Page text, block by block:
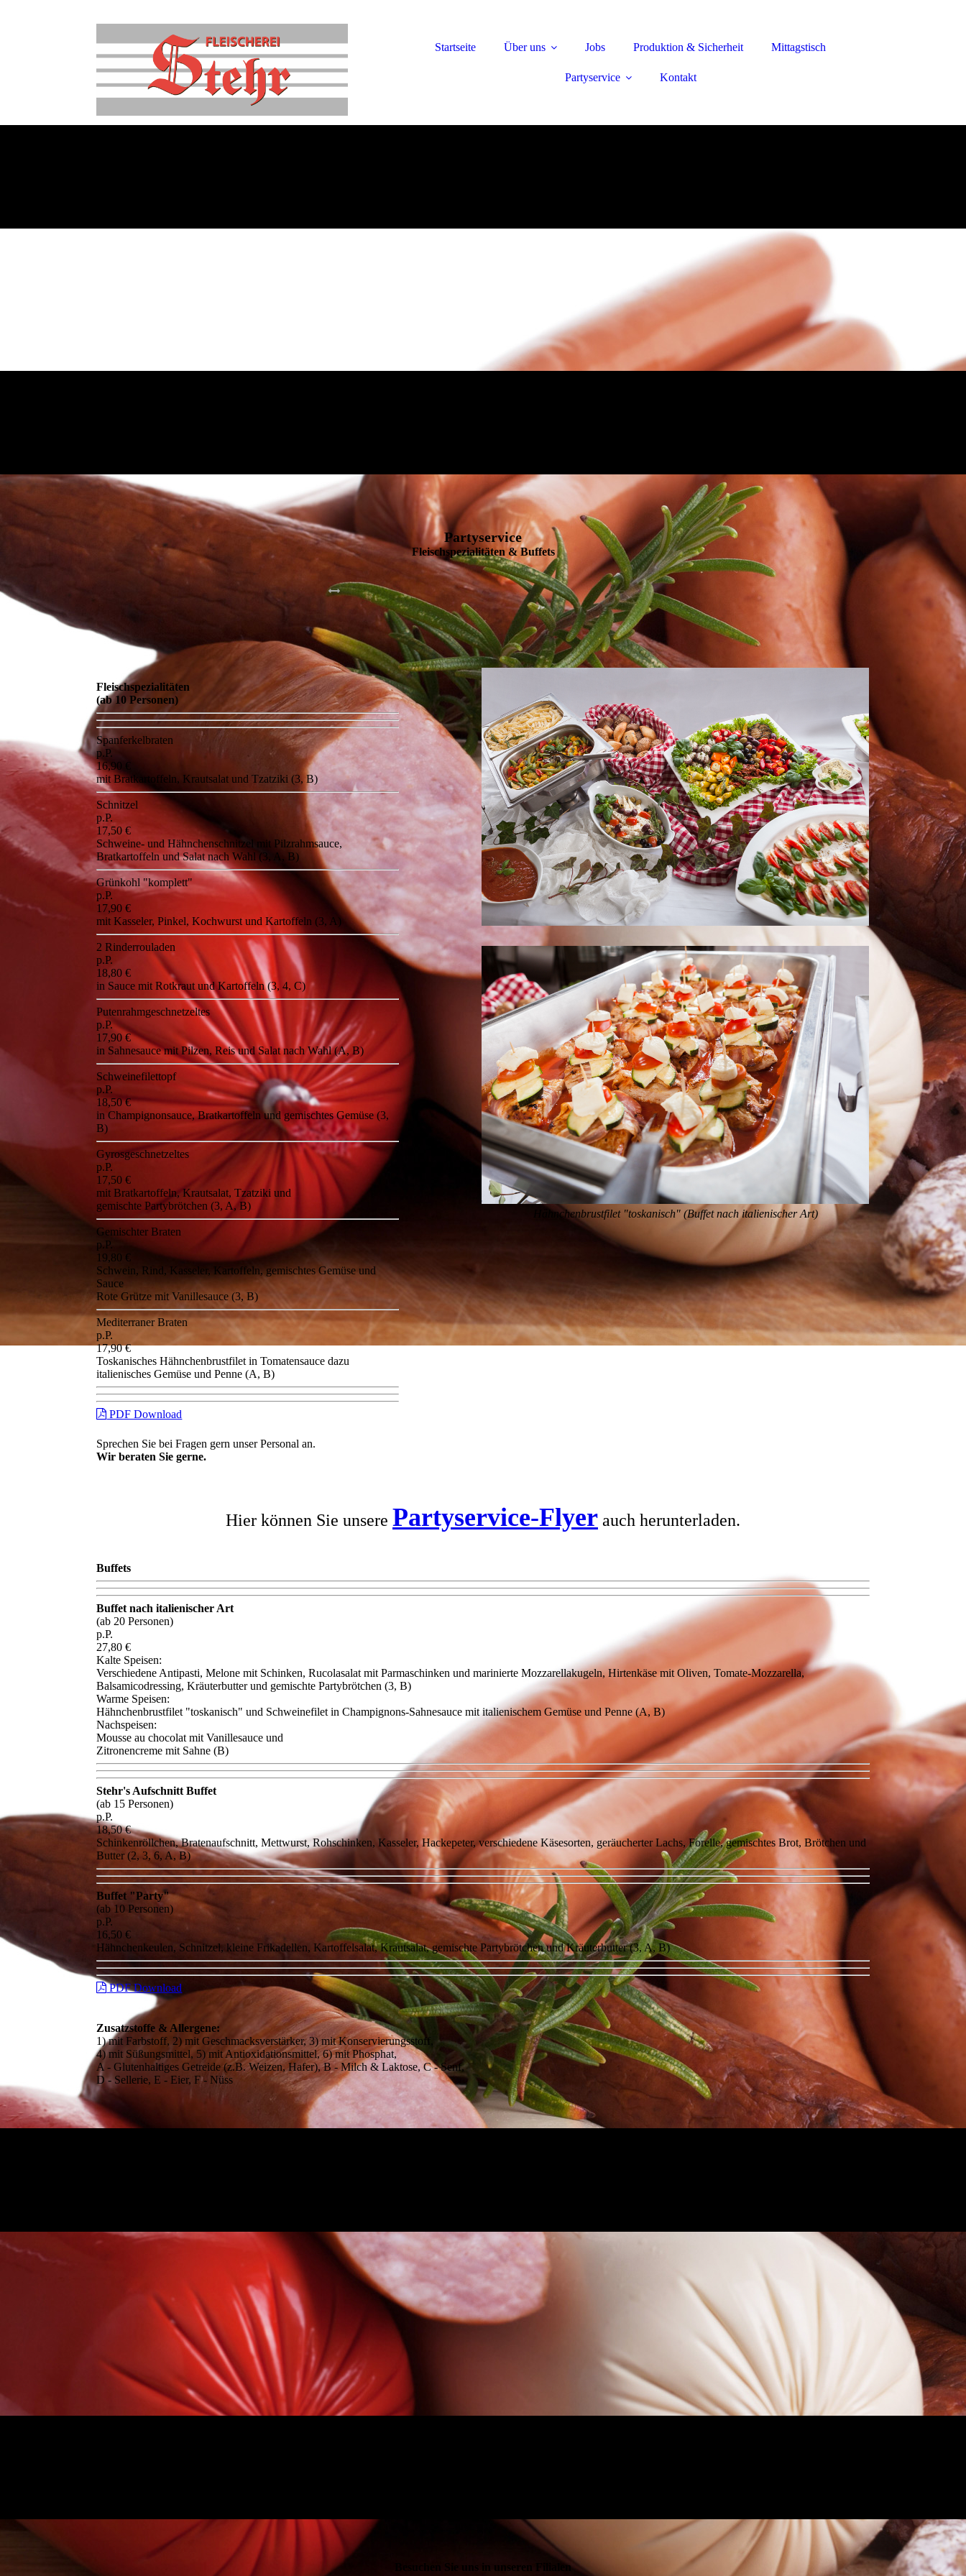
Startseite Über uns Jobs Produktion & Sicherheit Mittagstisch
Partyservice Kontakt
Partyservice
Fleischspezialitäten & Buffets
Fleischspezialitäten
(ab 10 Personen)
Spanferkelbraten
p.P.
16,90 €
mit Bratkartoffeln, Krautsalat und Tzatziki (3, B)
Schnitzel
p.P.
17,50 €
Schweine- und Hähnchenschnitzel mit Pilzrahmsauce,
Bratkartoffeln und Salat nach Wahl (3, A, B)
Grünkohl "komplett"
p.P.
17,90 €
mit Kasseler, Pinkel, Kochwurst und Kartoffeln (3, A)
2 Rinderrouladen
p.P.
18,80 €
in Sauce mit Rotkraut und Kartoffeln (3, 4, C)
Putenrahmgeschnetzeltes
p.P.
17,90 €
in Sahnesauce mit Pilzen, Reis und Salat nach Wahl (A, B)
Schweinefilettopf
p.P.
18,50 €
in Champignonsauce, Bratkartoffeln und gemischtes Gemüse (3,
B)
Gyrosgeschnetzeltes
p.P.
17,50 €
mit Bratkartoffeln, Krautsalat, Tzatziki und
gemischte Partybrötchen (3, A, B)
Gemischter Braten
p.P.
19,80 €
Schwein, Rind, Kasseler, Kartoffeln, gemischtes Gemüse und
Sauce
Rote Grütze mit Vanillesauce (3, B)
Mediterraner Braten
p.P.
17,90 €
Toskanisches Hähnchenbrustfilet in Tomatensauce dazu
italienisches Gemüse und Penne (A, B)
PDF Download
Sprechen Sie bei Fragen gern unser Personal an.
Wir beraten Sie gerne.
Hähnchenbrustfilet "toskanisch" (Buffet nach italienischer Art)
Hier können Sie unsere Partyservice-Flyer auch herunterladen.
Buffets
Buffet nach italienischer Art
(ab 20 Personen)
p.P.
27,80 €
Kalte Speisen:
Verschiedene Antipasti, Melone mit Schinken, Rucolasalat mit Parmaschinken und marinierte Mozzarellakugeln, Hirtenkäse mit Oliven, Tomate-Mozzarella,
Balsamicodressing, Kräuterbutter und gemischte Partybrötchen (3, B)
Warme Speisen:
Hähnchenbrustfilet "toskanisch" und Schweinefilet in Champignons-Sahnesauce mit italienischem Gemüse und Penne (A, B)
Nachspeisen:
Mousse au chocolat mit Vanillesauce und
Zitronencreme mit Sahne (B)
Stehr's Aufschnitt Buffet
(ab 15 Personen)
p.P.
18,50 €
Schinkenröllchen, Bratenaufschnitt, Mettwurst, Rohschinken, Kasseler, Hackepeter, verschiedene Käsesorten, geräucherter Lachs, Forelle, gemischtes Brot, Brötchen und
Butter (2, 3, 6, A, B)
Buffet "Party"
(ab 10 Personen)
p.P.
16,50 €
Hähnchenkeulen, Schnitzel, kleine Frikadellen, Kartoffelsalat, Krautsalat, gemischte Partybrötchen und Kräuterbutter (3, A, B)
PDF Download
Zusatzstoffe & Allergene:
1) mit Farbstoff, 2) mit Geschmacksverstärker, 3) mit Konservierungsstoff,
4) mit Süßungsmittel, 5) mit Antioxidationsmittel, 6) mit Phosphat,
A - Glutenhaltiges Getreide (z.B. Weizen, Hafer), B - Milch & Laktose, C - Senf,
D - Sellerie, E - Eier, F - Nüss
Besuchen Sie uns in unseren Filialen